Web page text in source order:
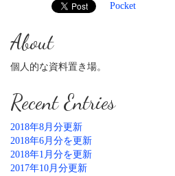
Pocket
About
個人的な資料置き場。
Recent Entries
2018年8月分更新
2018年6月分を更新
2018年1月分を更新
2017年10月分更新